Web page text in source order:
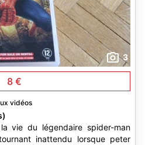
3
8 €
vidéos
vie du légendaire spider-man
inattendu lorsque peter